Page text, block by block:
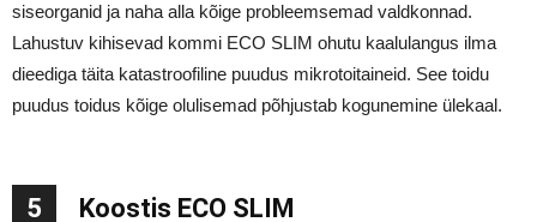
siseorganid ja naha alla kõige probleemsemad valdkonnad.
Lahustuv kihisevad kommi ECO SLIM ohutu kaalulangus ilma
dieediga täita katastroofiline puudus mikrotoitaineid. See toidu
puudus toidus kõige olulisemad põhjustab kogunemine ülekaal.
5 Koostis ECO SLIM